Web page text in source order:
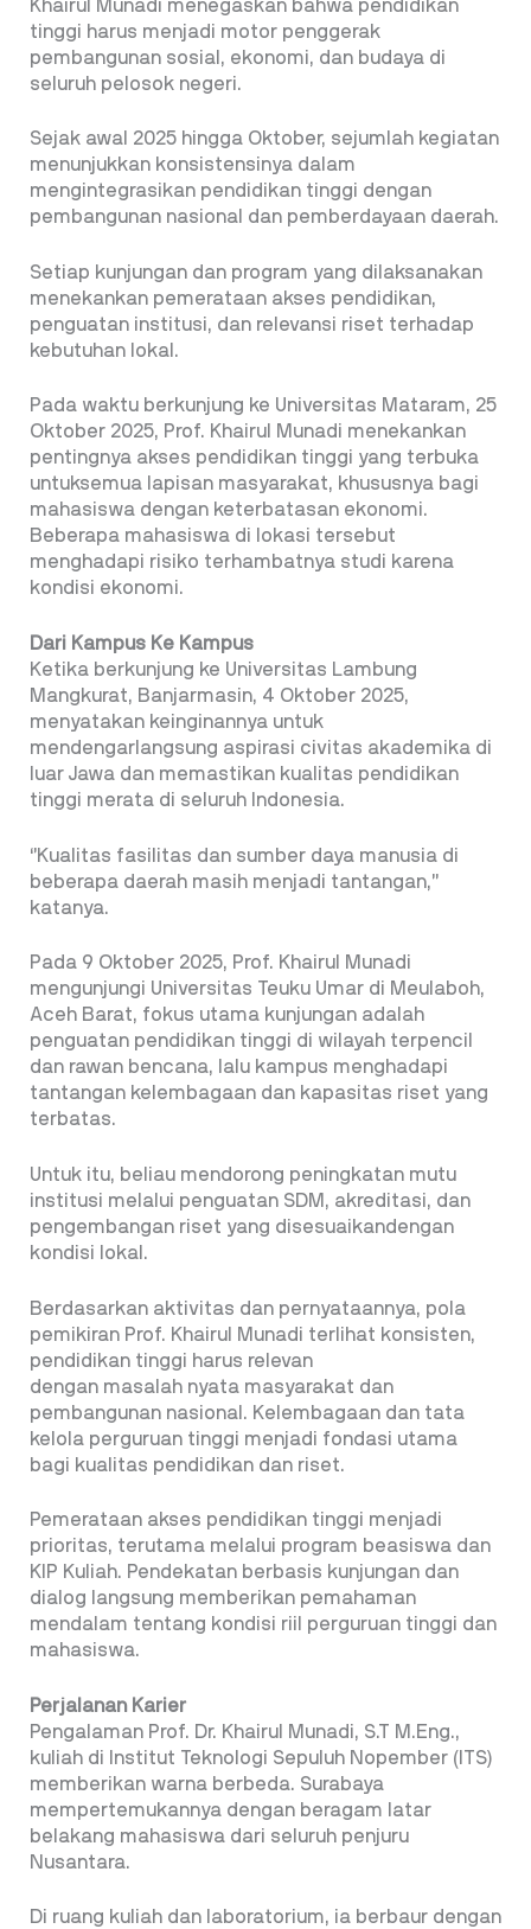
Khairul Munadi menegaskan bahwa pendidikan
tinggi harus menjadi motor penggerak
pembangunan sosial, ekonomi, dan budaya di
seluruh pelosok negeri.
Sejak awal 2025 hingga Oktober, sejumlah kegiatan
menunjukkan konsistensinya dalam
mengintegrasikan pendidikan tinggi dengan
pembangunan nasional dan pemberdayaan daerah.
Setiap kunjungan dan program yang dilaksanakan
menekankan pemerataan akses pendidikan,
penguatan institusi, dan relevansi riset terhadap
kebutuhan lokal.
Pada waktu berkunjung ke Universitas Mataram, 25
Oktober 2025, Prof. Khairul Munadi menekankan
pentingnya akses pendidikan tinggi yang terbuka
untuksemua lapisan masyarakat, khususnya bagi
mahasiswa dengan keterbatasan ekonomi.
Beberapa mahasiswa di lokasi tersebut
menghadapi risiko terhambatnya studi karena
kondisi ekonomi.
Dari Kampus Ke Kampus
Ketika berkunjung ke Universitas Lambung
Mangkurat, Banjarmasin, 4 Oktober 2025,
menyatakan keinginannya untuk
mendengarlangsung aspirasi civitas akademika di
luar Jawa dan memastikan kualitas pendidikan
tinggi merata di seluruh Indonesia.
‘’Kualitas fasilitas dan sumber daya manusia di
beberapa daerah masih menjadi tantangan,’’
katanya.
Pada 9 Oktober 2025, Prof. Khairul Munadi
mengunjungi Universitas Teuku Umar di Meulaboh,
Aceh Barat, fokus utama kunjungan adalah
penguatan pendidikan tinggi di wilayah terpencil
dan rawan bencana, lalu kampus menghadapi
tantangan kelembagaan dan kapasitas riset yang
terbatas.
Untuk itu, beliau mendorong peningkatan mutu
institusi melalui penguatan SDM, akreditasi, dan
pengembangan riset yang disesuaikandengan
kondisi lokal.
Berdasarkan aktivitas dan pernyataannya, pola
pemikiran Prof. Khairul Munadi terlihat konsisten,
pendidikan tinggi harus relevan
dengan masalah nyata masyarakat dan
pembangunan nasional. Kelembagaan dan tata
kelola perguruan tinggi menjadi fondasi utama
bagi kualitas pendidikan dan riset.
Pemerataan akses pendidikan tinggi menjadi
prioritas, terutama melalui program beasiswa dan
KIP Kuliah. Pendekatan berbasis kunjungan dan
dialog langsung memberikan pemahaman
mendalam tentang kondisi riil perguruan tinggi dan
mahasiswa.
Perjalanan Karier
Pengalaman Prof. Dr. Khairul Munadi, S.T M.Eng.,
kuliah di Institut Teknologi Sepuluh Nopember (ITS)
memberikan warna berbeda. Surabaya
mempertemukannya dengan beragam latar
belakang mahasiswa dari seluruh penjuru
Nusantara.
Di ruang kuliah dan laboratorium, ia berbaur dengan